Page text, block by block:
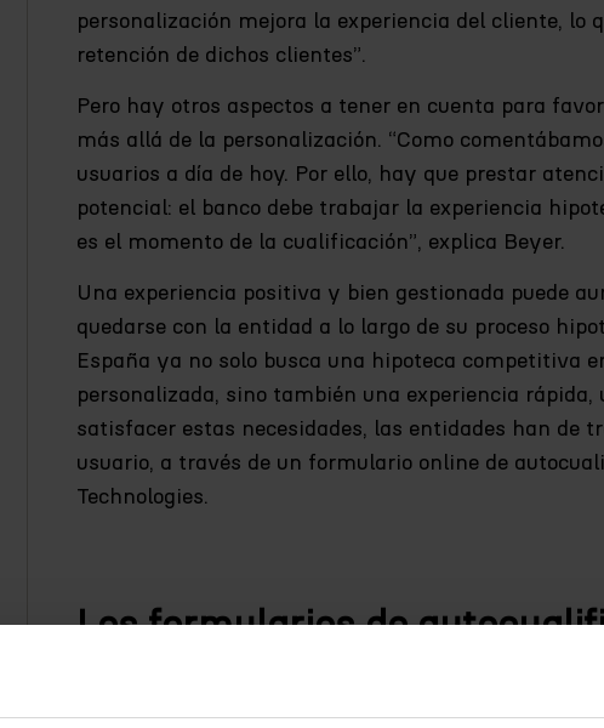
personalización mejora la experiencia del cliente, lo
retención de dichos clientes”.
Pero hay otros aspectos a tener en cuenta para
más allá de la personalización. “Como
usuarios a día de hoy. Por ello, hay que prestar
potencial: el banco debe trabajar la experiencia
es el momento de la cualificación”, explica Beyer.
Una experiencia positiva y bien gestionada puede
quedarse con la entidad a lo largo de su proceso
España ya no solo busca una hipoteca competitiva
personalizada, sino también una experiencia rápida,
satisfacer estas necesidades, las entidades han de
usuario, a través de un formulario online de
Technologies.
Los formularios de
Los formularios de autocualificación online se